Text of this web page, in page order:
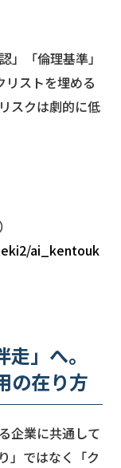
」「倫理基準」
リストを埋める
スクは劇的に低
ai_kentouk
」へ。
の在り方
企業に共通して
」ではなく「ク